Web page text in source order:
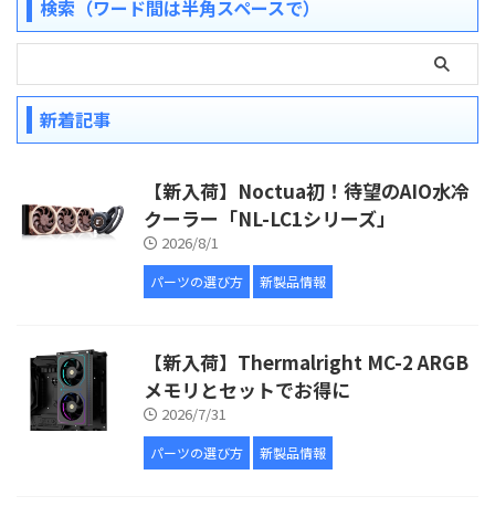
検索（ワード間は半角スペースで）
新着記事
【新入荷】Noctua初！待望のAIO水冷
クーラー「NL-LC1シリーズ」
2026/8/1
パーツの選び方 新製品情報
【新入荷】Thermalright MC-2 ARGB
メモリとセットでお得に
2026/7/31
パーツの選び方 新製品情報